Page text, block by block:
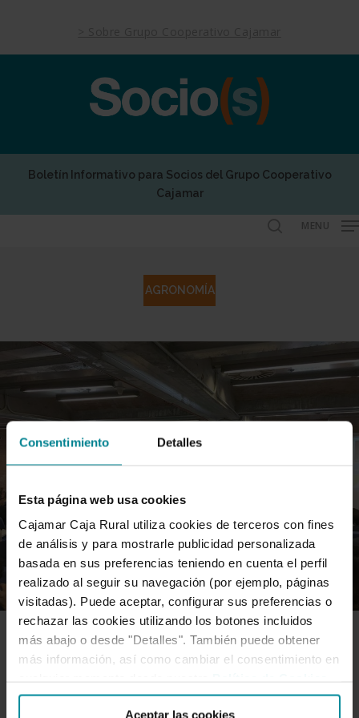
Consentimiento Detalles
Esta página web usa cookies
Cajamar Caja Rural utiliza cookies de terceros con fines
de análisis y para mostrarle publicidad personalizada
basada en sus preferencias teniendo en cuenta el perfil
realizado al seguir su navegación (por ejemplo, páginas
visitadas). Puede aceptar, configurar sus preferencias o
rechazar las cookies utilizando los botones incluidos
más abajo o desde "Detalles". También puede obtener
más información, así como cambiar el consentimiento en
Aceptar las cookies
main
Boletín Informativo para Socios del Grupo Cooperativo
Cajamar
MENU
AGRONOMÍA
FORO CAJAMAR
Un panel multidisciplinar de